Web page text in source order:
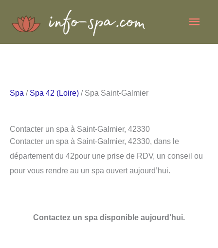
Spa / Spa 42 (Loire) / Spa Saint-Galmier
Contacter un spa à Saint-Galmier, 42330
Contacter un spa à Saint-Galmier, 42330, dans le
département du 42pour une prise de RDV, un conseil ou
pour vous rendre au un spa ouvert aujourd’hui.
Contactez un spa disponible aujourd’hui.